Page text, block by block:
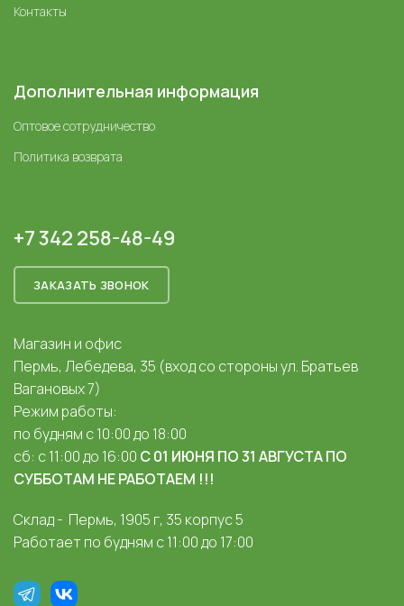
Контакты
Дополнительная информация
Оптовое сотрудничество
Политика возврата
+7 342 258-48-49
ЗАКАЗАТЬ ЗВОНОК
Магазин и офис
Пермь, Лебедева, 35 (вход со стороны ул. Братьев
Вагановых 7)
Режим работы:
по будням с 10:00 до 18:00
сб: с 11:00 до 16:00 С 01 ИЮНЯ ПО 31 АВГУСТА ПО
СУББОТАМ НЕ РАБОТАЕМ !!!
Склад - Пермь, 1905 г, 35 корпус 5
Работает по будням с 11:00 до 17:00